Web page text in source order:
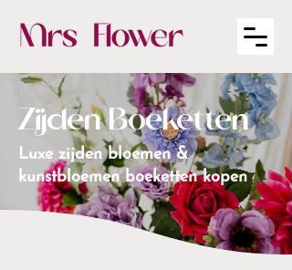
Zijden Boeketten
Luxe zijden bloemen &
kunstbloemen boeketten kopen